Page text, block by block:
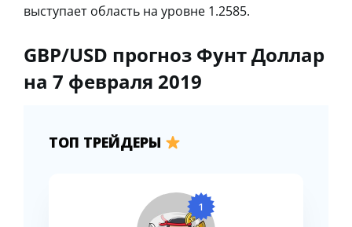
выступает область на уровне 1.2585.
GBP/USD прогноз Фунт Доллар
на 7 февраля 2019
ТОП ТРЕЙДЕРЫ
1